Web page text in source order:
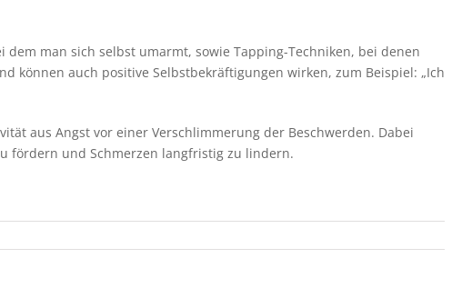
man sich selbst umarmt, sowie Tapping-Techniken, bei denen
können auch positive Selbstbekräftigungen wirken, zum Beispiel: „Ich
aus Angst vor einer Verschlimmerung der Beschwerden. Dabei
fördern und Schmerzen langfristig zu lindern.